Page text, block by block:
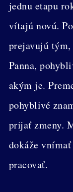
jednu etapu
vítajú novú.
prejavujú tým,
Panna,
akým je.
pohyblivé
prijať zmeny.
dokáže
pracovať.